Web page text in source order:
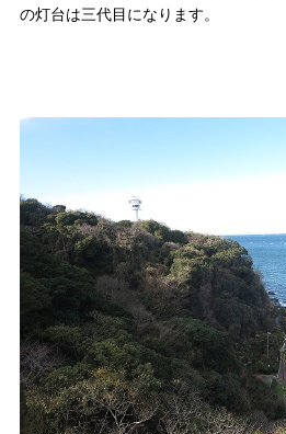
の灯台は三代目になります。